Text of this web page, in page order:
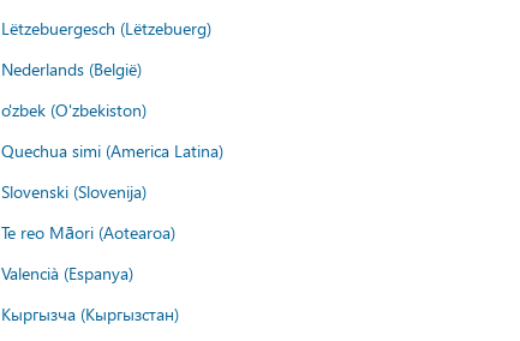
Lëtzebuergesch (Lëtzebuerg)
Nederlands (België)
o'zbek (O'zbekiston)
Quechua simi (America Latina)
Slovenski (Slovenija)
Te reo Māori (Aotearoa)
Valencià (Espanya)
Кыргызча (Кыргызстан)